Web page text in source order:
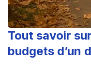
Tout savoir
budgets d’un